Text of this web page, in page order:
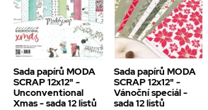
Sada papírů MODA
SCRAP 12x12" -
Unconventional
Xmas - sada 12 listů
Sada papírů MODA
SCRAP 12x12" -
Vánoční speciál -
sada 12 listů